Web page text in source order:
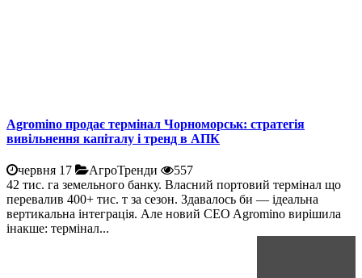
Agromino продає термінал Чорноморськ: стратегія
вивільнення капіталу і тренд в АПК
червня 17 АгроТренди
557
42 тис. га земельного банку. Власний портовий термінал що
перевалив 400+ тис. т за сезон. Здавалось би — ідеальна
вертикальна інтеграція. Але новий CEO Agromino вирішила
інакше: термінал...